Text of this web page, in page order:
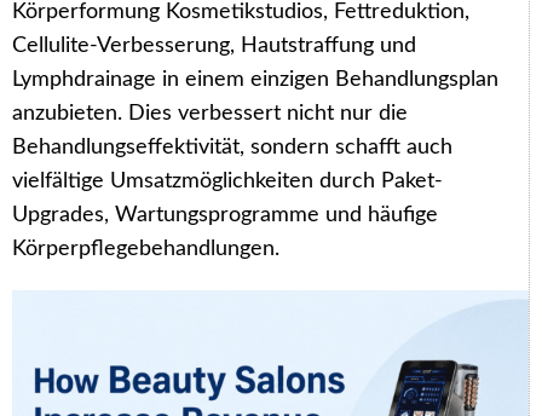
Körperformung Kosmetikstudios, Fettreduktion,
Cellulite-Verbesserung, Hautstraffung und
Lymphdrainage in einem einzigen Behandlungsplan
anzubieten. Dies verbessert nicht nur die
Behandlungseffektivität, sondern schafft auch
vielfältige Umsatzmöglichkeiten durch Paket-
Upgrades, Wartungsprogramme und häufige
Körperpflegebehandlungen.